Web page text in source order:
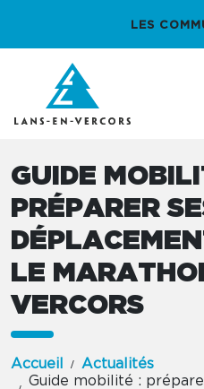
LES
GUIDE
PRÉPARER
LE
VERCORS
Accueil
Actualités
Guide mobilité :